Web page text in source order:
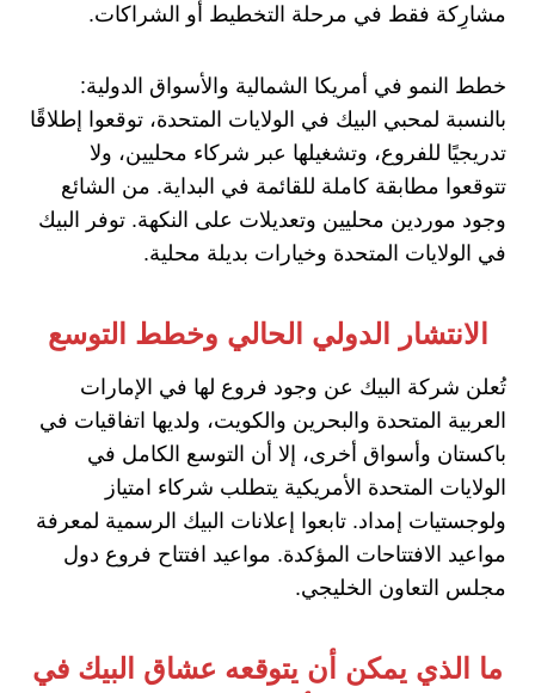
مشارِكة فقط في مرحلة التخطيط أو الشراكات.
خطط النمو في أمريكا الشمالية والأسواق الدولية:
بالنسبة لمحبي البيك في الولايات المتحدة، توقعوا إطلاقًا
تدريجيًا للفروع، وتشغيلها عبر شركاء محليين، ولا
تتوقعوا مطابقة كاملة للقائمة في البداية. من الشائع
وجود موردين محليين وتعديلات على النكهة. توفر البيك
في الولايات المتحدة وخيارات بديلة محلية.
الانتشار الدولي الحالي وخطط التوسع
تُعلن شركة البيك عن وجود فروع لها في الإمارات
العربية المتحدة والبحرين والكويت، ولديها اتفاقيات في
باكستان وأسواق أخرى، إلا أن التوسع الكامل في
الولايات المتحدة الأمريكية يتطلب شركاء امتياز
ولوجستيات إمداد. تابعوا إعلانات البيك الرسمية لمعرفة
مواعيد الافتتاحات المؤكدة. مواعيد افتتاح فروع دول
مجلس التعاون الخليجي.
ما الذي يمكن أن يتوقعه عشاق البيك في